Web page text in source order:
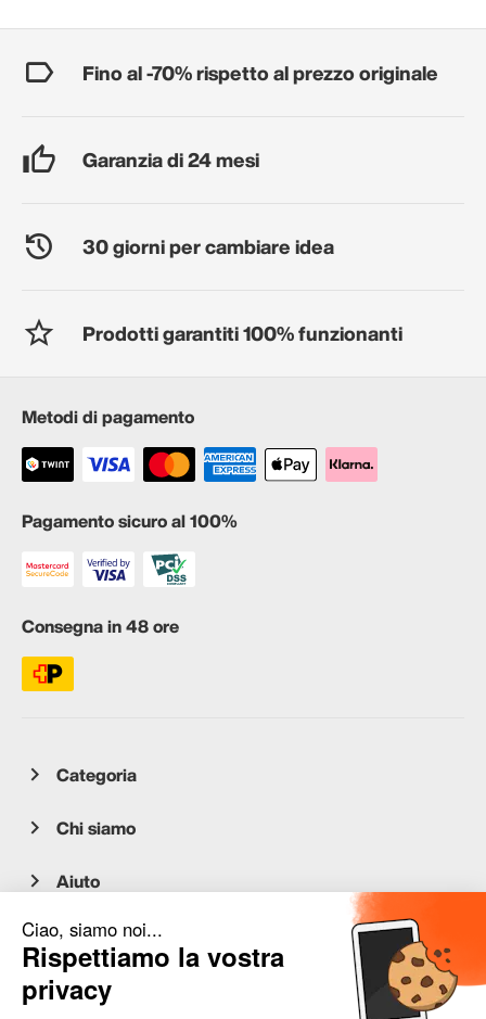
Fino al -70% rispetto al prezzo originale
Garanzia di 24 mesi
30 giorni per cambiare idea
Prodotti garantiti 100% funzionanti
Metodi di pagamento
Pagamento sicuro al 100%
Consegna in 48 ore
Categoria
Chi siamo
Aiuto
Servizio clienti
occasion.migros.mobile@recommerce.com